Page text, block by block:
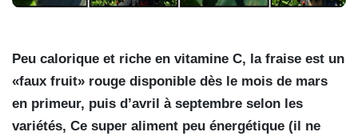
Peu calorique et riche en vitamine C, la fraise est un
«faux fruit» rouge disponible dès le mois de mars
en primeur, puis d’avril à septembre selon les
variétés, Ce super aliment peu énergétique (il ne